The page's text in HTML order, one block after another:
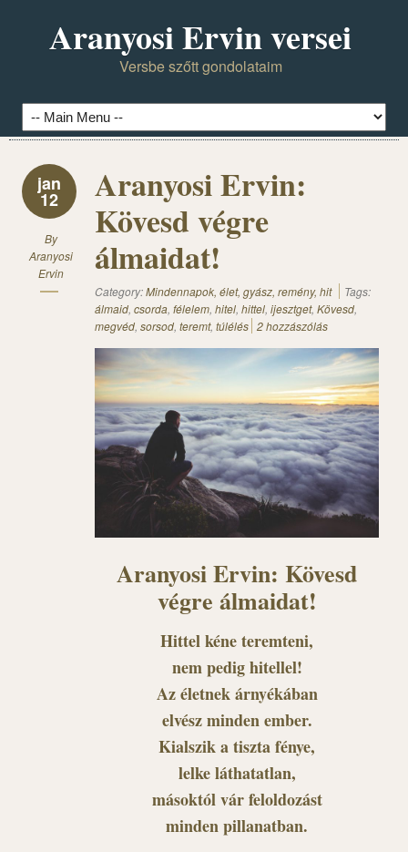
Aranyosi Ervin versei
Versbe szőtt gondolataim
jan
12
By
Aranyosi
Ervin
Aranyosi Ervin:
Kövesd végre
álmaidat!
Category:Mindennapok, élet, gyász, remény, hit
Tags:
álmaid, csorda, félelem, hitel, hittel, ijesztget, Kövesd,
megvéd, sorsod, teremt, túlélés 2 hozzászólás
Aranyosi Ervin: Kövesd
végre álmaidat!
Hittel kéne teremteni,
nem pedig hitellel!
Az életnek árnyékában
elvész minden ember.
Kialszik a tiszta fénye,
lelke láthatatlan,
másoktól vár feloldozást
minden pillanatban.